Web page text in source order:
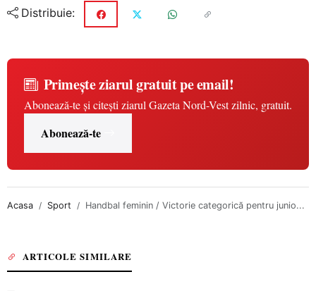
Distribuie:
Primește ziarul gratuit pe email!
Abonează-te și citești ziarul Gazeta Nord-Vest zilnic, gratuit.
Abonează-te
Acasa Sport Handbal feminin / Victorie categorică pentru junio...
ARTICOLE SIMILARE